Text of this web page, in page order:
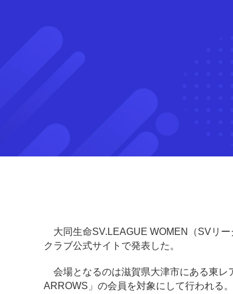
大同生命SV.LEAGUE WOMEN（SVリ
クラブ公式サイトで発表した。
会場となるのは滋賀県大津市にある東レ
ARROWS」の会員を対象にして行われる